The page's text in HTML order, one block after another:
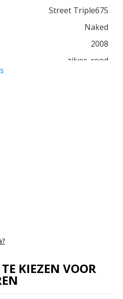
Street Triple675
Naked
2008
zilver, rood
KIEZEN VOOR